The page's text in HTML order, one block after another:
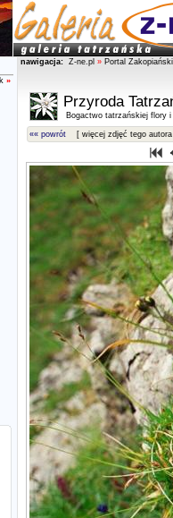
»
nawigacja: Z-ne.pl » Portal Zakopiański
Przyroda
Bogactwo tatrzańskiej flory i
«« powrót [ więcej zdjęć tego autora